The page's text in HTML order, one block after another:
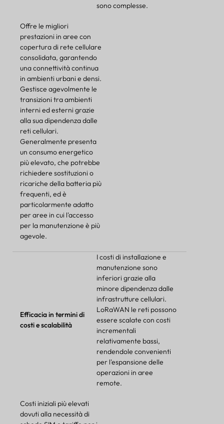
sono complesse.
Offre le migliori
prestazioni in aree con
copertura di rete cellulare
consolidata, garantendo
una connettività continua
in ambienti urbani e densi.
Gestisce agevolmente le
transizioni tra ambienti
interni ed esterni grazie
alla sua dipendenza dalle
reti cellulari.
Generalmente presenta
un consumo energetico
più elevato, che potrebbe
richiedere sostituzioni o
ricariche della batteria più
frequenti, ed è
particolarmente adatto
per aree in cui l'accesso
per la manutenzione è più
agevole.
Efficacia in termini di
costi e scalabilità
I costi di installazione e
manutenzione sono
inferiori grazie alla
minore dipendenza dalle
infrastrutture cellulari.
LoRaWAN le reti possono
essere scalate con costi
incrementali
relativamente bassi,
rendendole convenienti
per l'espansione delle
operazioni in aree
remote.
Costi iniziali più elevati
dovuti alla necessità di